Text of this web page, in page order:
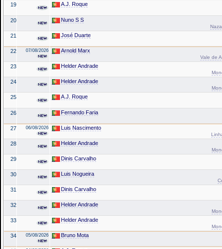
19 A.J. Roque
20 Nuno S S
21 José Duarte
22 07/08/2026 Arnold Marx
Vale de
23 Helder Andrade
24 Helder Andrade
25 A.J. Roque
26 Fernando Faria
27 06/08/2026 Luis Nascimento
28 Helder Andrade
29 Dinis Carvalho
30 Luis Nogueira
31 Dinis Carvalho
32 Helder Andrade
33 Helder Andrade
34 05/08/2026 Bruno Mota